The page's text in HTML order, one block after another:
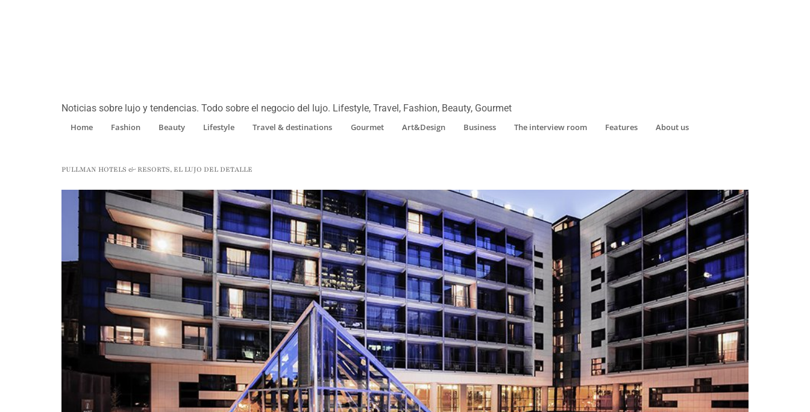
Noticias sobre lujo y tendencias. Todo sobre el negocio del lujo. Lifestyle, Travel, Fashion, Beauty, Gourmet
Home Fashion Beauty Lifestyle Travel & destinations Gourmet Art&Design Business The interview room Features About us
PULLMAN HOTELS & RESORTS, EL LUJO DEL DETALLE